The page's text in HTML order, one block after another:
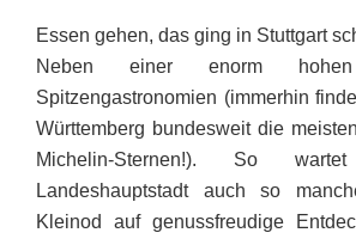
Essen gehen, das ging in Stuttgart
Neben einer enorm
Spitzengastronomien (immerhin
Württemberg bundesweit die
Michelin-Sternen!). So
Landeshauptstadt auch so
Kleinod auf genussfreudige